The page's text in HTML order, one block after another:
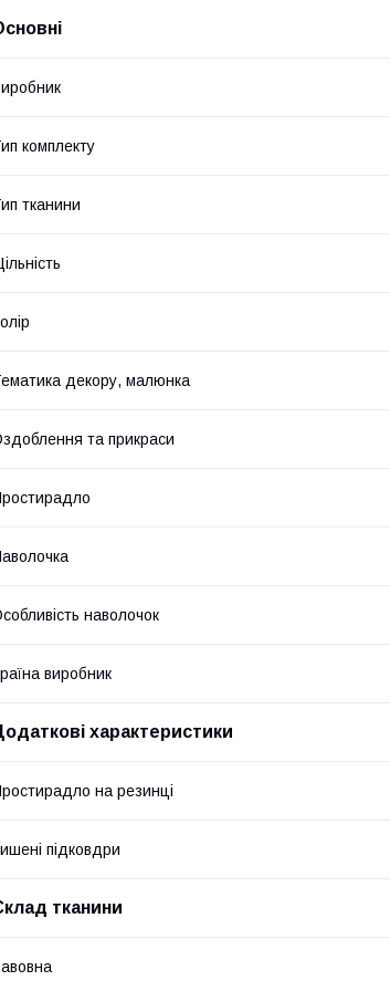
комплекту
тканини
декору, малюнка
та прикраси
наволочок
виробник
характеристики
на резинці
підковдри
тканини